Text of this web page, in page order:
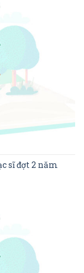
sĩ đợt 2 năm